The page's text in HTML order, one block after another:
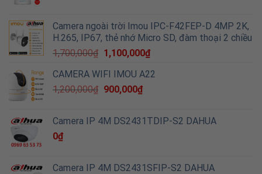
Camera ngoài trời Imou IPC-F42FEP-D 4MP 2K,
H.265, IP67, thẻ nhớ Micro SD, đàm thoại 2 chiều
1,700,000₫ 1,100,000₫
CAMERA WIFI IMOU A22
1,200,000₫ 900,000₫
Camera IP 4M DS2431TDIP-S2 DAHUA
0₫
Camera IP 4M DS2431SFIP-S2 DAHUA